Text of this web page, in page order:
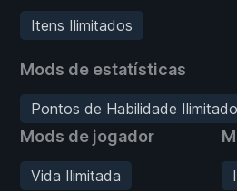
Itens Ilimitados
Mods de estatísticas
Pontos de Habilidade
Mods de jogador
Vida Ilimitada